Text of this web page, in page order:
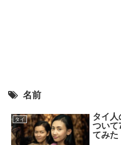
名前
タイ
タイ人
ついて
てみた